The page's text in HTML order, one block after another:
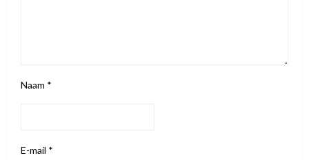
Naam *
E-mail *